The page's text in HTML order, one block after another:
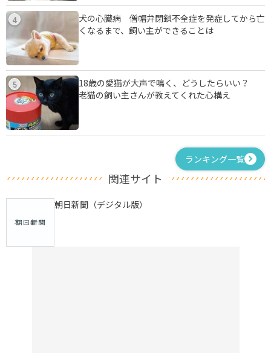
4
犬の心臓病 僧帽弁閉鎖不全症を発症してから亡
くなるまで、飼い主ができることは
5
18歳の愛猫が大声で鳴く、どうしたらいい？
老猫の飼い主さんが教えてくれた心構え
ランキング一覧
関連サイト
朝日新聞（デジタル版）